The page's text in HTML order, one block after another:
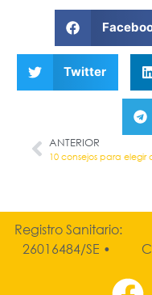
Twitter
ANTERIOR
Registro Sanitario:
26016484/SE •